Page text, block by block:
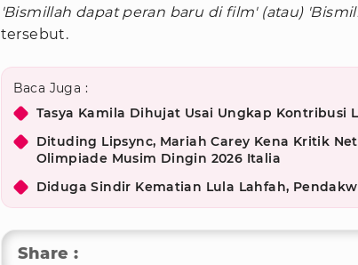
'Bismillah dapat peran baru di film' (atau)
tersebut.
Baca Juga :
Tasya Kamila Dihujat Usai Ungkap Kontribusi
Dituding Lipsync, Mariah Carey Kena Kritik
Olimpiade Musim Dingin 2026 Italia
Diduga Sindir Kematian Lula Lahfah,
Share :